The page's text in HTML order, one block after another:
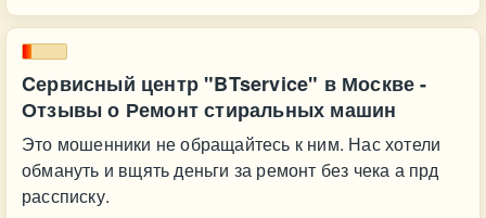
Cервисный центр "BTservice" в Москве -
Отзывы о Ремонт стиральных машин
Это мошенники не обращайтесь к ним. Нас хотели
обмануть и вщять деньги за ремонт без чека а прд
рассписку.